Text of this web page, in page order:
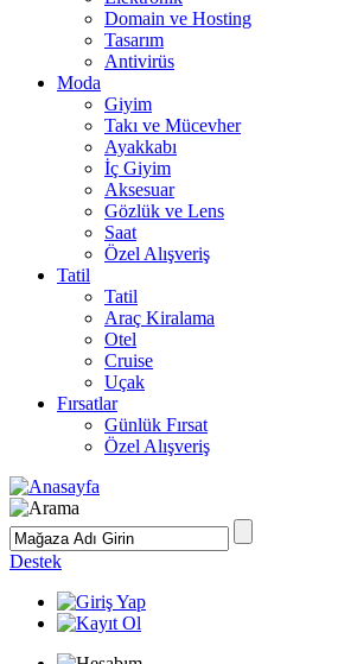
Domain ve Hosting
Tasarım
Antivirüs
Moda
Giyim
Takı ve Mücevher
Ayakkabı
İç Giyim
Aksesuar
Gözlük ve Lens
Saat
Özel Alışveriş
Tatil
Tatil
Araç Kiralama
Otel
Cruise
Uçak
Fırsatlar
Günlük Fırsat
Özel Alışveriş
Destek